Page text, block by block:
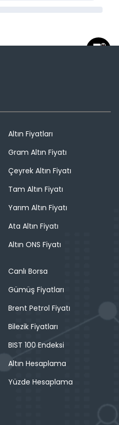
Altın Fiyatları
Gram Altın Fiyatı
Çeyrek Altın Fiyatı
Tam Altın Fiyatı
Yarım Altın Fiyatı
Ata Altın Fiyatı
Altın ONS Fiyatı
Canlı Borsa
Gümüş Fiyatları
Brent Petrol Fiyatı
Bilezik Fiyatları
BIST 100 Endeksi
Altın Hesaplama
Yüzde Hesaplama